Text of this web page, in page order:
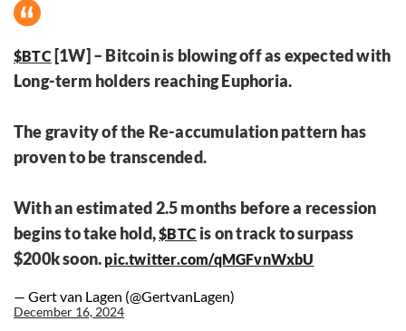
$BTC[1W] – Bitcoin is blowing off as expected with
Long-term holders reaching Euphoria.
The gravity of the Re-accumulation pattern has
proven to be transcended.
With an estimated 2.5 months before a recession
begins to take hold,$BTC is on track to surpass
$200k soon. pic.twitter.com/qMGFvnWxbU
— Gert van Lagen (@GertvanLagen)
December 16, 2024